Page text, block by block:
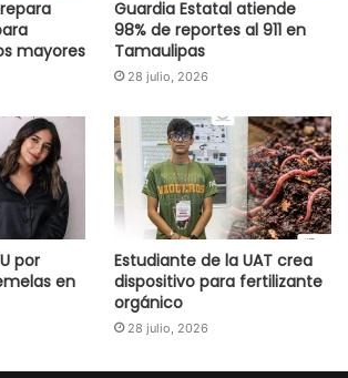
mayores
Guardia Estatal atiende
98% de reportes al 911 en
Tamaulipas
28 julio, 2026
por
en
Estudiante de la UAT crea
dispositivo para fertilizante
orgánico
28 julio, 2026